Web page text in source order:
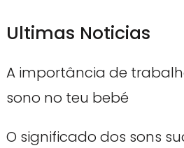
Ultimas Noticias
A importância de
sono no teu bebé
O significado dos sons